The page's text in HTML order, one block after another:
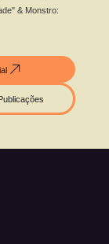
& Monstro: